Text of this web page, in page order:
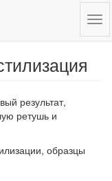
результат,
ретушь и
образцы